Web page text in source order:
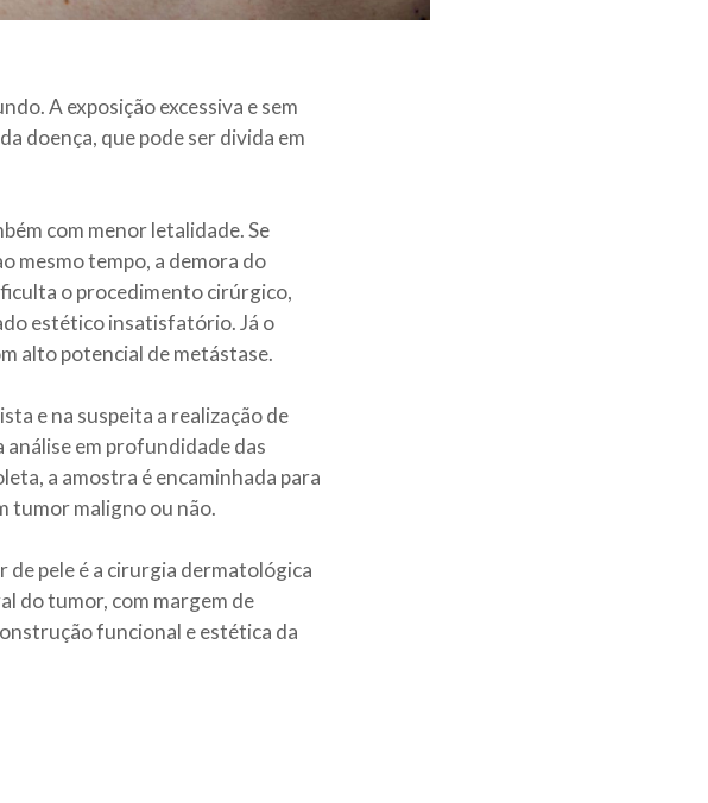
A exposição excessiva e sem
doença, que pode ser divida em
com menor letalidade.Se
mesmo tempo, a demora do
o procedimento cirúrgico,
estético insatisfatório.Já o
alto potencial de metástase.
e na suspeita a realização de
análise em profundidade das
a amostra é encaminhada para
tumor maligno ou não.
pele é a cirurgia dermatológica
do tumor, com margem de
funcional e estética da